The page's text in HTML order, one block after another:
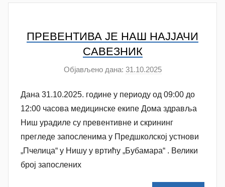
n
o
v
ć
ПРЕВЕНТИВА ЈЕ НАШ НАЈЈАЧИ
САВЕЗНИК
Објављено дана: 31.10.2025а
т
о
р
A
n
Дана 31.10.2025. године у периоду од 09:00 до
12:00 часова медицинске екипе Дома здравља
Ниш урадиле су превентивне и скрининг
прегледе запосленима у Предшколској устнови
„Пчелица“ у Нишу у вртићу „Бубамара“ . Велики
број запослених